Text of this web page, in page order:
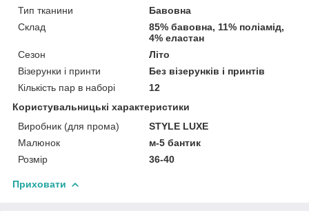
Тип тканини
Бавовна
Склад
85% бавовна, 11% поліамід,
4% еластан
Сезон
Літо
Візерунки і принти
Без візерунків і принтів
Кількість пар в наборі
12
Користувальницькі характеристики
Виробник (для прома)
STYLE LUXE
Малюнок
м-5 бантик
Розмір
36-40
Приховати